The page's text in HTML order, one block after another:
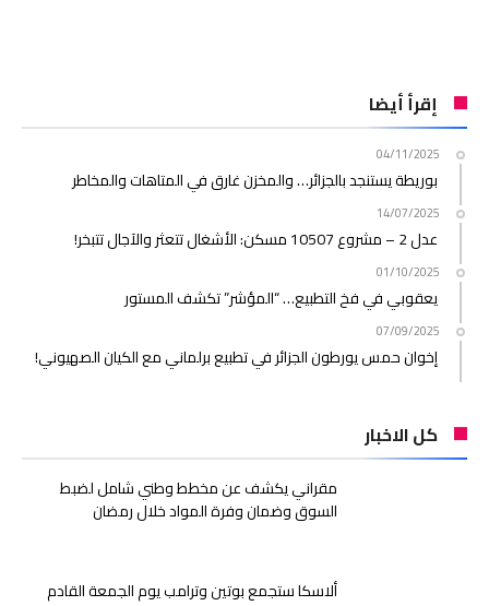
إقرأ أيضا
04/11/2025
بوريطة يستنجد بالجزائر… والمخزن غارق في المتاهات والمخاطر
14/07/2025
عدل 2 – مشروع 10507 مسكن: الأشغال تتعثر والآجال تتبخر!
01/10/2025
يعقوبي في فخ التطبيع… “المؤشر” تكشف المستور
07/09/2025
إخوان حمس يورطون الجزائر في تطبيع برلماني مع الكيان الصهيوني!
كل الاخبار
مقراني يكشف عن مخطط وطني شامل لضبط
السوق وضمان وفرة المواد خلال رمضان
ألاسكا ستجمع بوتين وترامب يوم الجمعة القادم